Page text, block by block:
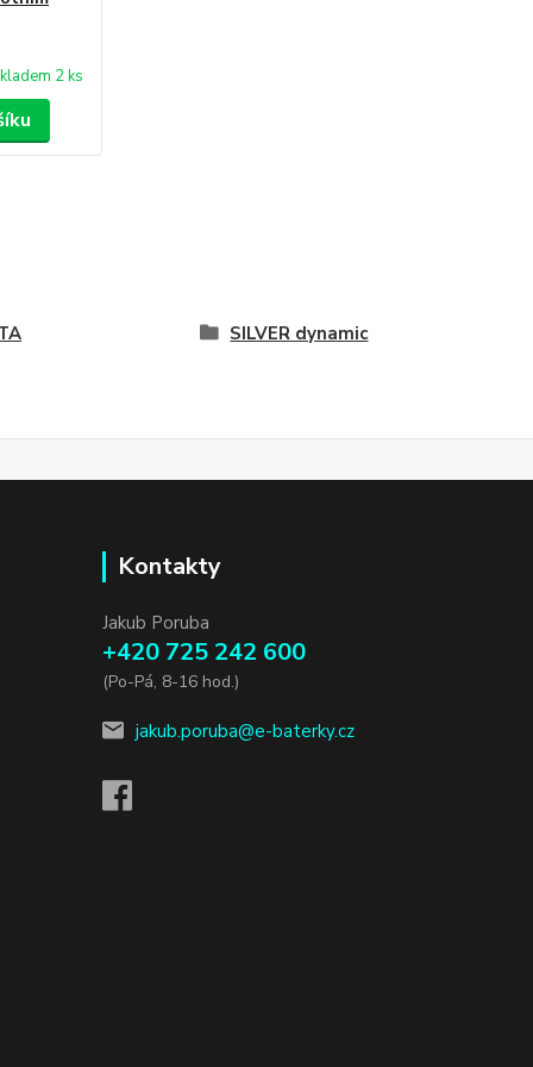
2 ks
SILVER dynamic
Kontakty
Jakub Poruba
+420 725 242 600
(Po-Pá, 8-16 hod.)
jakub.poruba@e-baterky.cz